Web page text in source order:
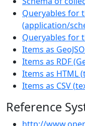
Queryables for
(application/
Queryables for
Items as
Items as RDF
Items as HTML(
Items as CSV(
Reference